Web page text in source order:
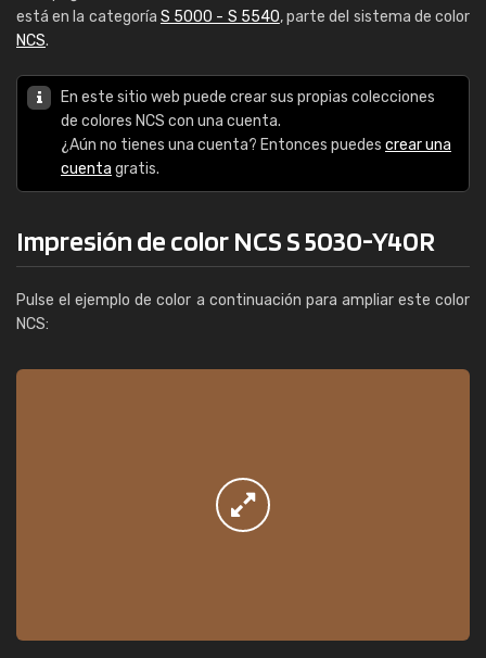
está en la categoría S 5000 - S 5540, parte del sistema de color
NCS.
En este sitio web puede crear sus propias colecciones
de colores NCS con una cuenta.
¿Aún no tienes una cuenta? Entonces puedes crear una
cuenta gratis.
Impresión de color NCS S 5030-Y40R
Pulse el ejemplo de color a continuación para ampliar este color
NCS: